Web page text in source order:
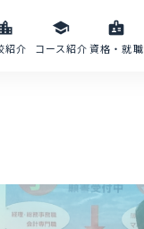
紹介
school
コース紹介
badge
資格・就職